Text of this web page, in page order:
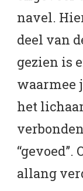
navel.
deel van
gezien is
waarmee
het
allang